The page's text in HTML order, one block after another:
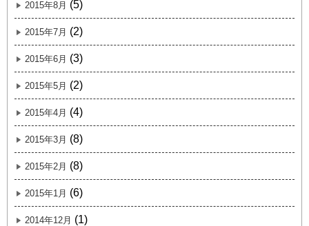
2015年8月 (5)
2015年7月 (2)
2015年6月 (3)
2015年5月 (2)
2015年4月 (4)
2015年3月 (8)
2015年2月 (8)
2015年1月 (6)
2014年12月 (1)